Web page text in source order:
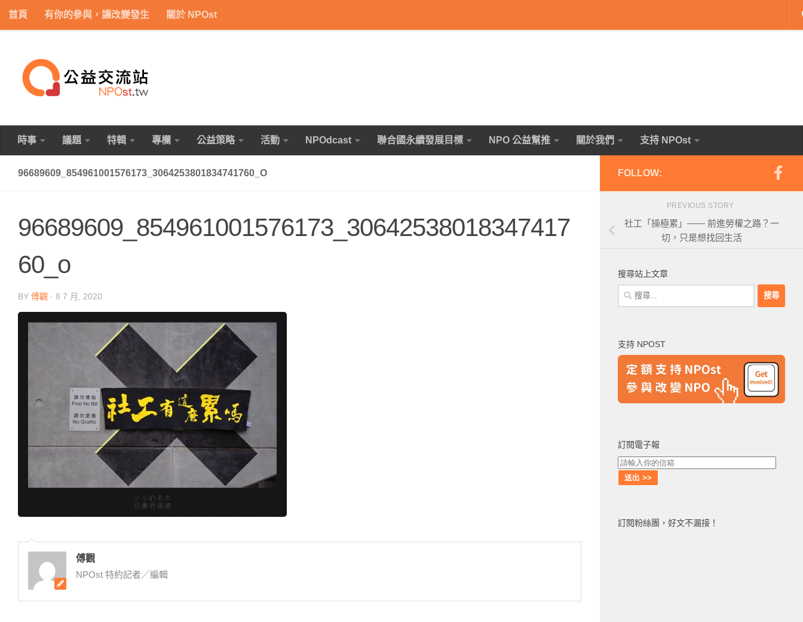
Skip to content
首頁 有你的參與，讓改變發生 關於 NPOst
時事 議題 特輯 專欄 公益策略 活動 NPOdcast 聯合國永續發展目標 NPO 公益幫推 關於我們 支持 NPOst
96689609_854961001576173_3064253801834741760_O
96689609_854961001576173_30642538018347417
60_o
BY 傅觀 · 8 7 月, 2020
傅觀
NPOst 特約記者╱編輯
FOLLOW:
PREVIOUS STORY
社工「操極累」—— 前進勞權之路？一
切，只是想找回生活
搜尋站上文章
搜
尋
字:
支持 NPOST
訂閱電子報
訂閱粉絲團，好文不漏接！